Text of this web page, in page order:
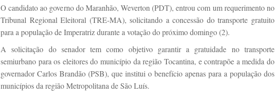
O candidato ao governo do Maranhão, Weverton (PDT), entrou com um requerimento no
Tribunal Regional Eleitoral (TRE-MA), solicitando a concessão do transporte gratuito
para a população de Imperatriz durante a votação do próximo domingo (2).
A solicitação do senador tem como objetivo garantir a gratuidade no transporte
semiurbano para os eleitores do município da região Tocantina, e contrapõe a medida do
governador Carlos Brandão (PSB), que institui o benefício apenas para a população dos
municípios da região Metropolitana de São Luís.